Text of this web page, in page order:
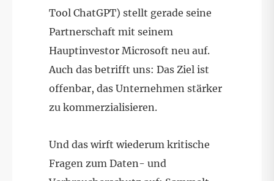
Tool ChatGPT) stellt gerade seine
Partnerschaft mit seinem
Hauptinvestor Microsoft neu auf.
Auch das betrifft uns: Das Ziel ist
offenbar, das Unternehmen stärker
zu kommerzialisieren.
Und das wirft wiederum kritische
Fragen zum Daten- und